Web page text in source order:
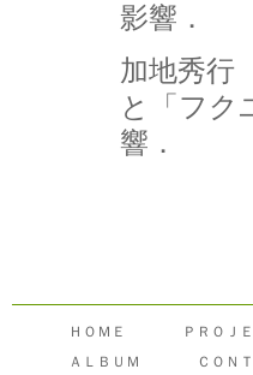
影響．
加地秀
と「フク
響．
ＨＯＭＥ ＰＲＯＪ
ＡＬＢＵＭ
ＣＯＮ